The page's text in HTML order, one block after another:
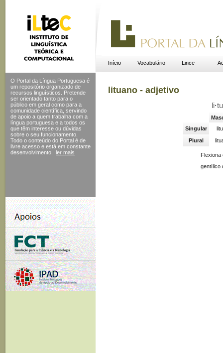
Início Vocabulário Lince
O Portal da Língua Portuguesa é
um repositório organizado de
recursos linguísticos. Pretende
ser orientado tanto para o
público em geral como para a
comunidade científica, servindo
de apoio a quem trabalha com a
língua portuguesa e a todos os
que têm interesse ou dúvidas
sobre o seu funcionamento.
Todo o conteúdo do Portal é de
livre acesso e está em constante
desenvolvimento.
ler mais
lituano - adjetivo
li·tu
Singular
Plural
gentílico